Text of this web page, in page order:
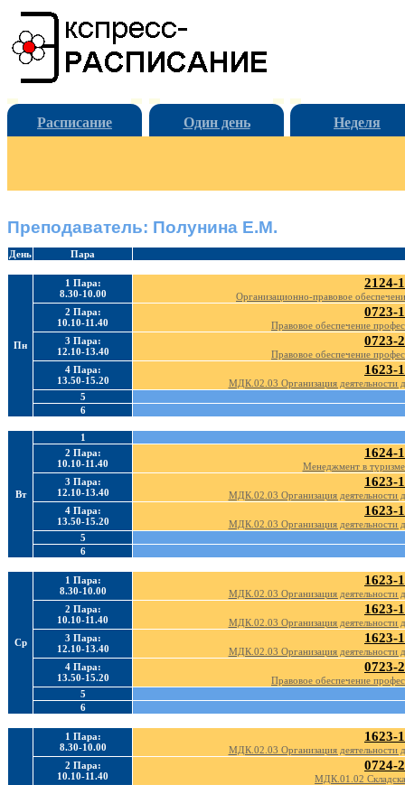
Расписание Один день Неделя
Преподаватель: Полунина Е.М.
День Пара
Пн
1 Пара:
8.30-10.00
2124-1
Организационно-правовое
2 Пара:
10.10-11.40
0723-1
Правовое обеспечение
3 Пара:
12.10-13.40
0723-2
Правовое обеспечение
4 Пара:
13.50-15.20
1623-1
МДК.02.03 Организация деятельности
5
6
Вт
1
2 Пара:
10.10-11.40
1624-1
Менеджмент в
3 Пара:
12.10-13.40
1623-1
МДК.02.03 Организация деятельности
4 Пара:
13.50-15.20
1623-1
МДК.02.03 Организация деятельности
5
6
Ср
1 Пара:
8.30-10.00
1623-1
МДК.02.03 Организация деятельности
2 Пара:
10.10-11.40
1623-1
МДК.02.03 Организация деятельности
3 Пара:
12.10-13.40
1623-1
МДК.02.03 Организация деятельности
4 Пара:
13.50-15.20
0723-2
Правовое обеспечение
5
6
1 Пара:
8.30-10.00
1623-1
МДК.02.03 Организация деятельности
2 Пара:
10.10-11.40
0724-2
МДК.01.02